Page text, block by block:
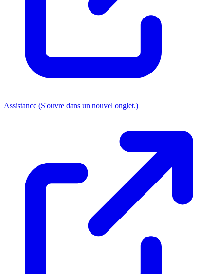
Assistance (S'ouvre dans un nouvel onglet.)